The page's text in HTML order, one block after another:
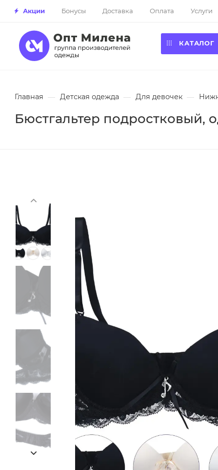
Акции Бонусы Доставка Оплата Услуги
КАТАЛОГ
Главная — Детская одежда — Для девочек —
Бюстгальтер подростковый,